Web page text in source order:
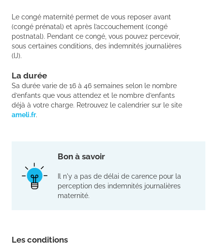
Le congé maternité permet de vous reposer avant
(congé prénatal) et après l’accouchement (congé
postnatal). Pendant ce congé, vous pouvez percevoir,
sous certaines conditions, des indemnités journalières
(IJ).
La durée
Sa durée varie de 16 à 46 semaines selon le nombre
d’enfants que vous attendez et le nombre d’enfants
déjà à votre charge. Retrouvez le calendrier sur le site
ameli.fr.
Bon à savoir
Il n'y a pas de délai de carence pour la
perception des indemnités journalières
maternité.
Les conditions